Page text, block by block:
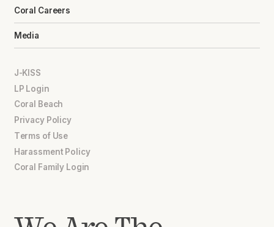
Coral Careers
Media
J-KISS
LP Login
Coral Beach
Privacy Policy
Terms of Use
Harassment Policy
Coral Family Login